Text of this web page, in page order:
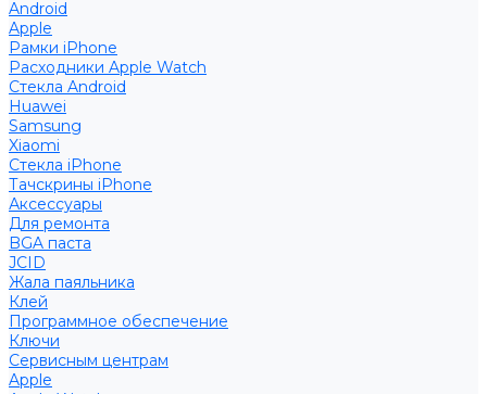
Android
Apple
Рамки iPhone
Расходники Apple Watch
Стекла Android
Huawei
Samsung
Xiaomi
Стекла iPhone
Тачскрины iPhone
Аксессуары
Для ремонта
BGA паста
JCID
Жала паяльника
Клей
Программное обеспечение
Ключи
Сервисным центрам
Apple